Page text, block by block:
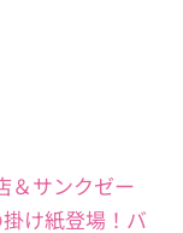
＆サンクゼー
け紙登場！バ